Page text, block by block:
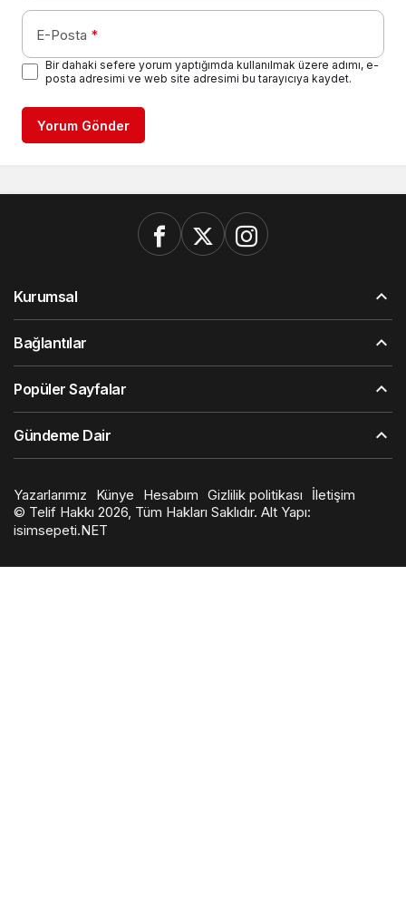
E-Posta *
Bir dahaki sefere yorum yaptığımda kullanılmak üzere adımı, e-
posta adresimi ve web site adresimi bu tarayıcıya kaydet.
Yorum Gönder
Kurumsal
Bağlantılar
Popüler Sayfalar
Gündeme Dair
Yazarlarımız Künye Hesabım Gizlilik politikası
İletişim
© Telif Hakkı 2026, Tüm Hakları Saklıdır. Alt Yapı:
isimsepeti.NET